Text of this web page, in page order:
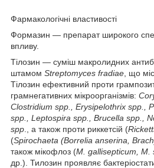
Фармакологічні властивості
Формазин — препарат широкого
впливу.
Тілозин — суміш макролидних
штамом Streptomyces fradiae , що
Тілозин ефективний проти
грамнегативних мікроорганізмів:
Clostridium spp., Erysipelothrix spp.,
spp., Leptospira spp., Brucella spp.,
spp ., а також проти риккетсій (
(Spirochaeta (Borrelia anserina,
також мікофлоз (M. gallisepticum, M.
др.). Тилозин проявляє